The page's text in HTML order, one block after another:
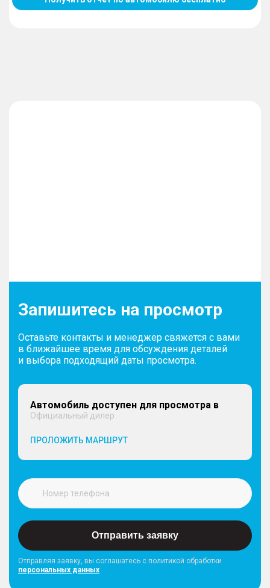
Запишитесь на просмотр
Оставьте контакты и менеджер свяжется с вами
в ближайшее время для обсуждения деталей
и выбора подходящий даты просмотра.
Автомобиль доступен для просмотра в
Официальный дилер
ПРОЛОЖИТЬ МАРШРУТ
Отправить заявку
Отправляя заявку, вы соглашатесь с политикой обработки
персональных данных